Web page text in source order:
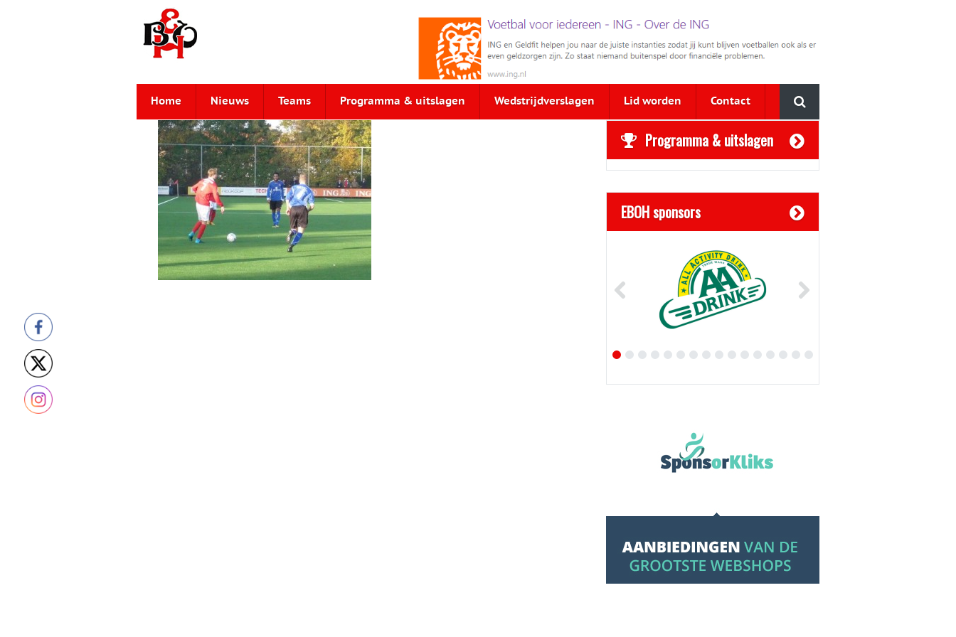
Home Nieuws Teams Programma & uitslagen Wedstrijdverslagen Lid worden Contact
Programma & uitslagen
EBOH sponsors